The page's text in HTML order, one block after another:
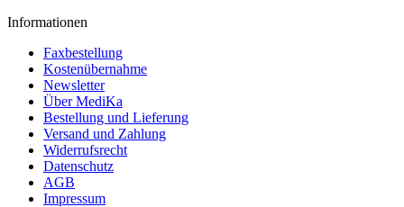
Informationen
Faxbestellung
Kostenübernahme
Newsletter
Über MediKa
Bestellung und Lieferung
Versand und Zahlung
Widerrufsrecht
Datenschutz
AGB
Impressum